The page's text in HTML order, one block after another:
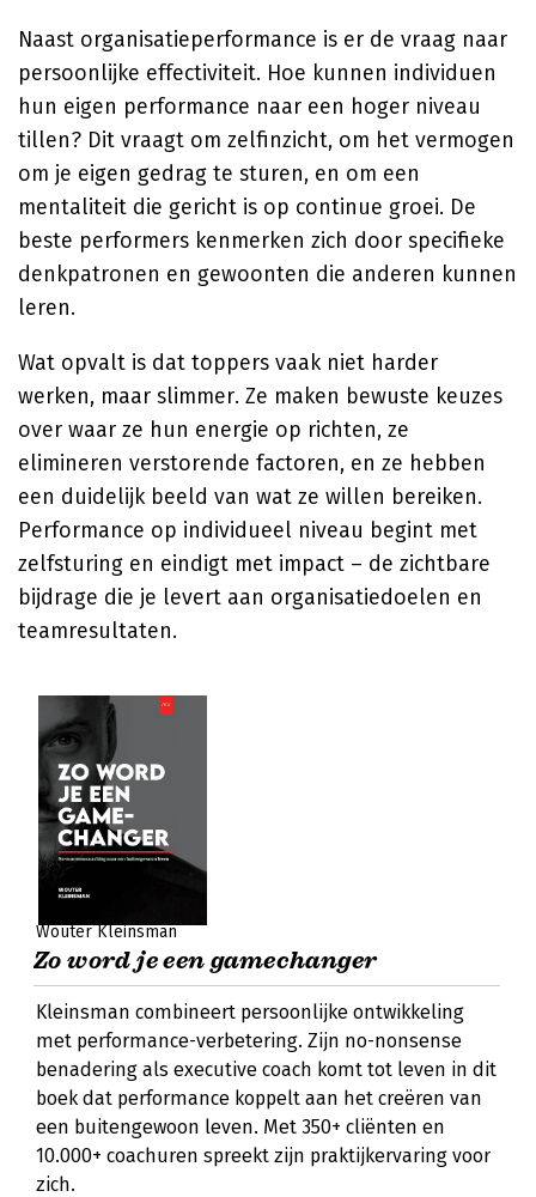
Naast organisatieperformance is er de vraag naar
persoonlijke effectiviteit. Hoe kunnen individuen
hun eigen performance naar een hoger niveau
tillen? Dit vraagt om zelfinzicht, om het vermogen
om je eigen gedrag te sturen, en om een
mentaliteit die gericht is op continue groei. De
beste performers kenmerken zich door specifieke
denkpatronen en gewoonten die anderen kunnen
leren.
Wat opvalt is dat toppers vaak niet harder
werken, maar slimmer. Ze maken bewuste keuzes
over waar ze hun energie op richten, ze
elimineren verstorende factoren, en ze hebben
een duidelijk beeld van wat ze willen bereiken.
Performance op individueel niveau begint met
zelfsturing en eindigt met impact – de zichtbare
bijdrage die je levert aan organisatiedoelen en
teamresultaten.
Wouter Kleinsman
Zo word je een gamechanger
Kleinsman combineert persoonlijke ontwikkeling
met performance-verbetering. Zijn no-nonsense
benadering als executive coach komt tot leven in dit
boek dat performance koppelt aan het creëren van
een buitengewoon leven. Met 350+ cliënten en
10.000+ coachuren spreekt zijn praktijkervaring voor
zich.